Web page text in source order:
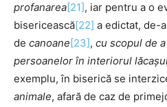
profanarea[21], iar pentru a o
bisericească[22] a edictat, de-
de canoane [23], cu scopul de
persoanelor în interiorul
exemplu, în biserică se
animale, afară de caz de